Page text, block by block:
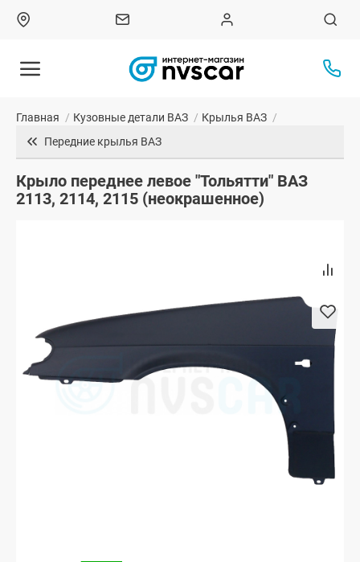
Главная / Кузовные детали ВАЗ / Крылья ВАЗ /
Передние крылья ВАЗ
Крыло переднее левое "Тольятти" ВАЗ
2113, 2114, 2115 (неокрашенное)